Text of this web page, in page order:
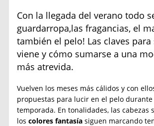
Con la llegada del verano todo
guardarropa,las fragancias, el
también el pelo! Las claves
viene y cómo sumarse a una
más atrevida.
Vuelven los meses más cálidos y con
propuestas para lucir en el pelo durante
temporada. En tonalidades, las cabezas
loscolores fantasía siguen marcando